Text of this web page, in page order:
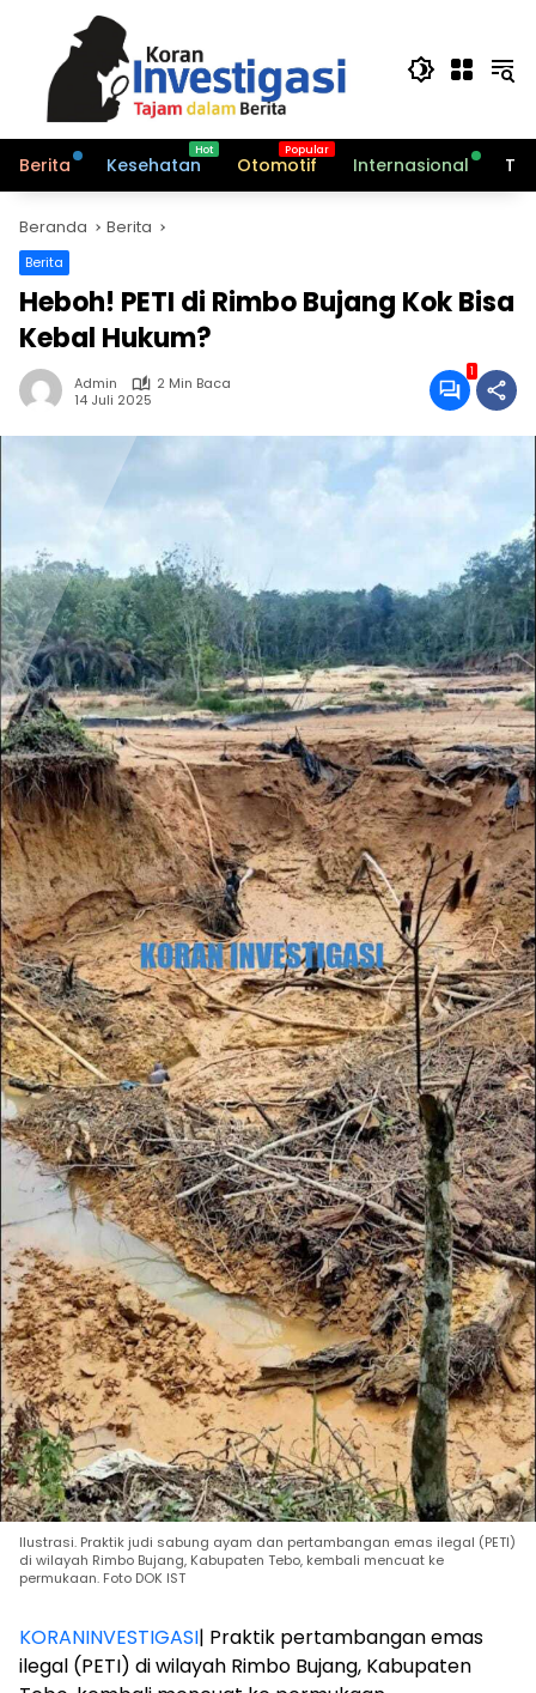
Berita Kesehatan Otomotif Internasional
Beranda Berita
Berita
Heboh! PETI di Rimbo Bujang Kok Bisa
Kebal Hukum?
Admin
2 Min Baca
14 Juli 2025
1
Ilustrasi. Praktik judi sabung ayam dan pertambangan emas ilegal (PETI)
di wilayah Rimbo Bujang, Kabupaten Tebo, kembali mencuat ke
permukaan. Foto DOK IST
KORANINVESTIGASI| Praktik pertambangan emas
ilegal (PETI) di wilayah Rimbo Bujang, Kabupaten